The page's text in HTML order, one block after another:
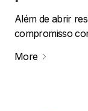
Além de abrir
compromisso
More